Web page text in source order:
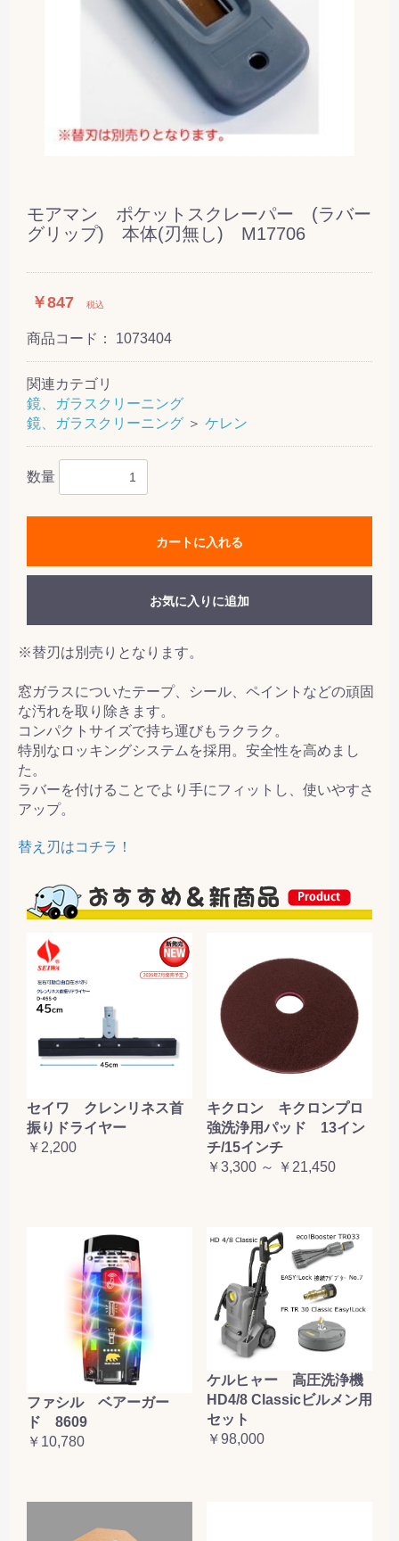
モアマン ポケットスクレーパー (ラバー
グリップ) 本体(刃無し) M17706
￥847 税込
商品コード： 1073404
関連カテゴリ
鏡、ガラスクリーニング
鏡、ガラスクリーニング ＞ ケレン
数量
カートに入れる
お気に入りに追加
※替刃は別売りとなります。
窓ガラスについたテープ、シール、ペイントなどの頑固
な汚れを取り除きます。
コンパクトサイズで持ち運びもラクラク。
特別なロッキングシステムを採用。安全性を高めまし
た。
ラバーを付けることでより手にフィットし、使いやすさ
アップ。
替え刃はコチラ！
セイワ クレンリネス首
振りドライヤー
￥2,200
キクロン キクロンプロ
強洗浄用パッド 13イン
チ/15インチ
￥3,300 ～ ￥21,450
ファシル ベアーガー
ド 8609
￥10,780
ケルヒャー 高圧洗浄機
HD4/8 Classicビルメン用
セット
￥98,000